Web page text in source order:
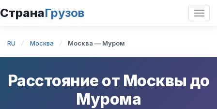
СтранаГрузов
RU Москва Москва — Муром
Расстояние от Москвы до
Мурома